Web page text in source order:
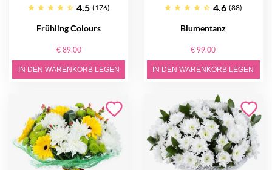
4.5 (176)
Frühling Сolours
€ 89.00
IN DEN WARENKORB LEGEN
4.6 (88)
Blumentanz
€ 99.00
IN DEN WARENKORB LEGEN